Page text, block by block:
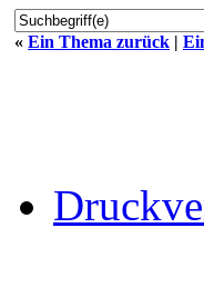
« Ein Thema zurück |